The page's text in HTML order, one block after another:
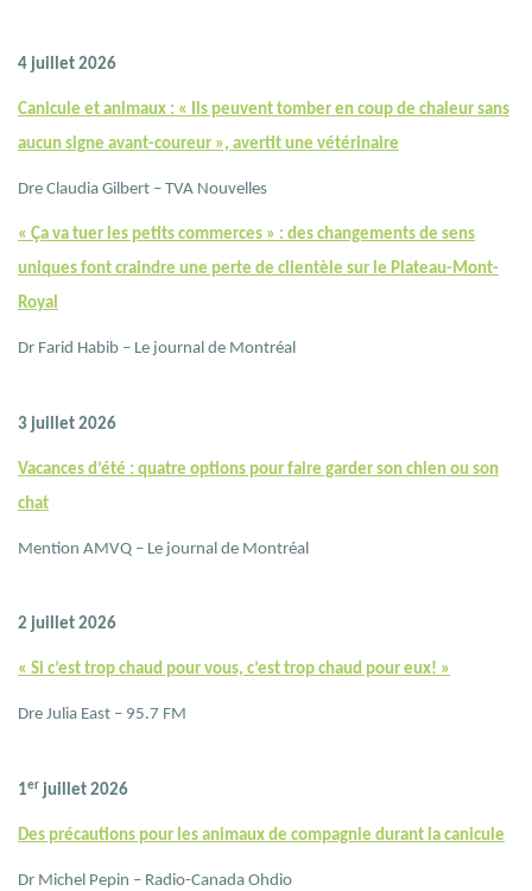
4 juillet 2026
Canicule et animaux : « Ils peuvent tomber en coup de chaleur sans
aucun signe avant-coureur », avertit une vétérinaire
Dre Claudia Gilbert – TVA Nouvelles
« Ça va tuer les petits commerces » : des changements de sens
uniques font craindre une perte de clientèle sur le Plateau-Mont-
Royal
Dr Farid Habib – Le journal de Montréal
3 juillet 2026
Vacances d’été : quatre options pour faire garder son chien ou son
chat
Mention AMVQ – Le journal de Montréal
2 juillet 2026
« Si c’est trop chaud pour vous, c’est trop chaud pour eux! »
Dre Julia East – 95.7 FM
1er juillet 2026
Des précautions pour les animaux de compagnie durant la canicule
Dr Michel Pepin – Radio-Canada Ohdio